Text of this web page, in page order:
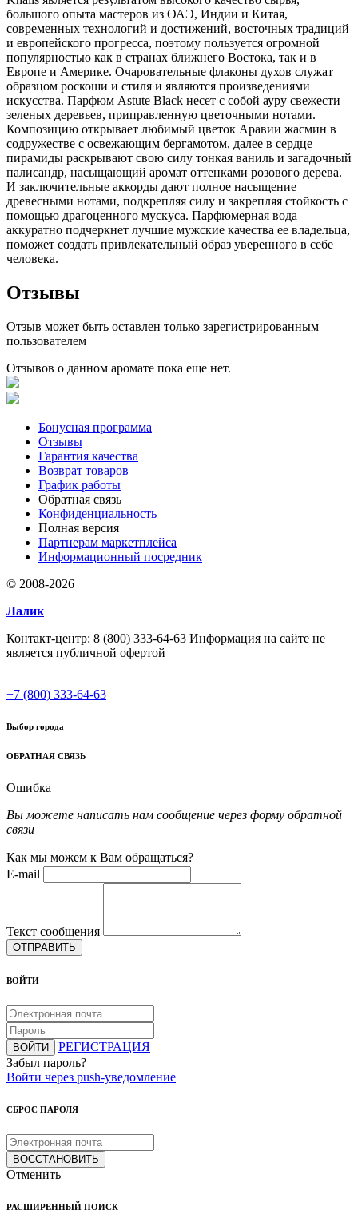
большого опыта мастеров из ОАЭ, Индии и Китая,
современных технологий и достижений, восточных традиций
и европейского прогресса, поэтому пользуется огромной
популярностью как в странах ближнего Востока, так и в
Европе и Америке. Очаровательные флаконы духов служат
образцом роскоши и стиля и являются произведениями
искусства. Парфюм Astute Black несет с собой ауру свежести
зеленых деревьев, приправленную цветочными нотами.
Композицию открывает любимый цветок Аравии жасмин в
содружестве с освежающим бергамотом, далее в сердце
пирамиды раскрывают свою силу тонкая ваниль и загадочный
палисандр, насыщающий аромат оттенками розового дерева.
И заключительные аккорды дают полное насыщение
древесными нотами, подкрепляя силу и закрепляя стойкость с
помощью драгоценного мускуса. Парфюмерная вода
аккуратно подчеркнет лучшие мужские качества ее владельца,
поможет создать привлекательный образ уверенного в себе
человека.
Отзывы
Отзыв может быть оставлен только зарегистрированным
пользователем
Отзывов о данном аромате пока еще нет.
Бонусная программа
Отзывы
Гарантия качества
Возврат товаров
График работы
Обратная связь
Конфиденциальность
Полная версия
Партнерам маркетплейса
Информационный посредник
© 2008-2026
Лалик
Контакт-центр: 8 (800) 333-64-63 Информация на сайте не
является публичной офертой
+7 (800) 333-64-63
Выбор города
ОБРАТНАЯ СВЯЗЬ
Ошибка
Вы можете написать нам сообщение через форму обратной
связи
Как мы можем к Вам обращаться?
E-mail
Текст сообщения
ОТПРАВИТЬ
ВОЙТИ
ВОЙТИ
РЕГИСТРАЦИЯ
Забыл пароль?
Войти через push-уведомление
СБРОС ПАРОЛЯ
ВОССТАНОВИТЬ
Отменить
РАСШИРЕННЫЙ ПОИСК